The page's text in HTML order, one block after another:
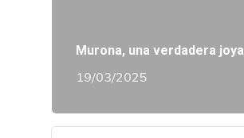
Murona, una verdadera joya
19/03/2025